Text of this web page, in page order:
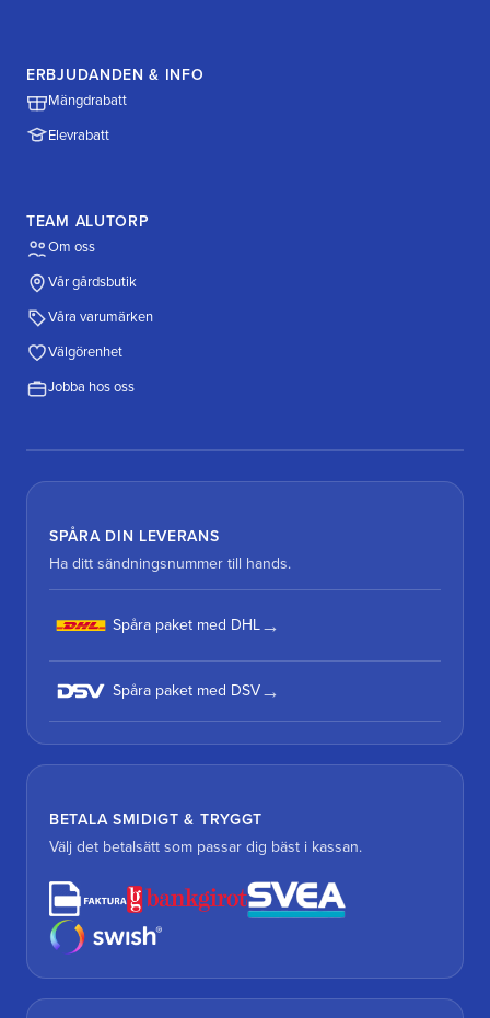
ERBJUDANDEN & INFO
Mängdrabatt
Elevrabatt
TEAM ALUTORP
Om oss
Vår gårdsbutik
Våra varumärken
Välgörenhet
Jobba hos oss
SPÅRA DIN LEVERANS
Ha ditt sändningsnummer till hands.
Spåra paket med DHL
Spåra paket med DSV
BETALA SMIDIGT & TRYGGT
Välj det betalsätt som passar dig bäst i kassan.